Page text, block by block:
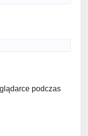
podczas